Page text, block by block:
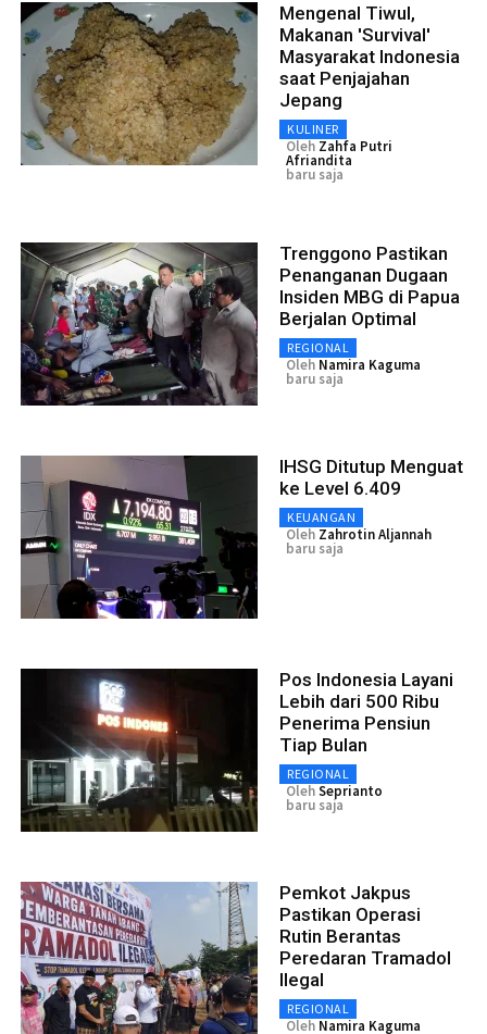
Mengenal Tiwul,
Makanan 'Survival'
Masyarakat Indonesia
saat Penjajahan
Jepang
KULINER
Oleh Zahfa Putri
Afriandita
baru saja
Trenggono Pastikan
Penanganan Dugaan
Insiden MBG di Papua
Berjalan Optimal
REGIONAL
Oleh Namira Kaguma
baru saja
IHSG Ditutup Menguat
ke Level 6.409
KEUANGAN
Oleh Zahrotin Aljannah
baru saja
Pos Indonesia Layani
Lebih dari 500 Ribu
Penerima Pensiun
Tiap Bulan
REGIONAL
OlehSeprianto
baru saja
Pemkot Jakpus
Pastikan Operasi
Rutin Berantas
Peredaran Tramadol
Ilegal
REGIONAL
Oleh Namira Kaguma